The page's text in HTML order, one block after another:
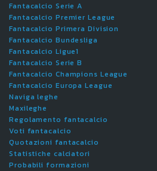
Fantacalcio Serie A
Fantacalcio Premier League
Fantacalcio Primera Division
Fantacalcio Bundesliga
Fantacalcio Ligue1
Fantacalcio Serie B
Fantacalcio Champions League
Fantacalcio Europa League
Naviga leghe
Maxileghe
Regolamento fantacalcio
Voti fantacalcio
Quotazioni fantacalcio
Statistiche calciatori
Probabili formazioni